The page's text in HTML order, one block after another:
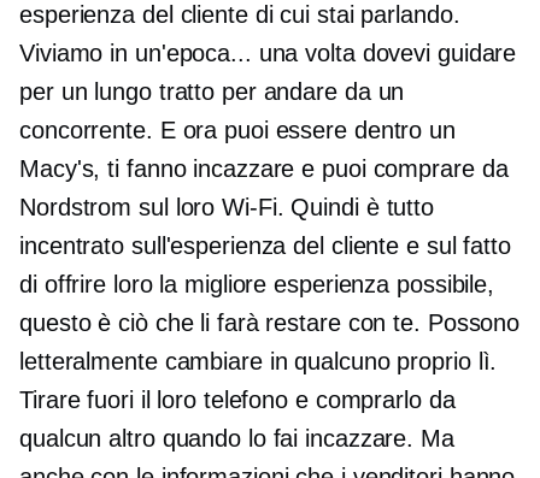
esperienza del cliente di cui stai parlando.
Viviamo in un'epoca... una volta dovevi guidare
per un lungo tratto per andare da un
concorrente. E ora puoi essere dentro un
Macy's, ti fanno incazzare e puoi comprare da
Nordstrom sul loroWi-Fi. Quindi è tutto
incentrato sull'esperienza del cliente e sul fatto
di offrire loro la migliore esperienza possibile,
questo è ciò che li farà restare con te. Possono
letteralmente cambiare in qualcuno proprio lì.
Tirare fuori il loro telefono e comprarlo da
qualcun altro quando lo fai incazzare. Ma